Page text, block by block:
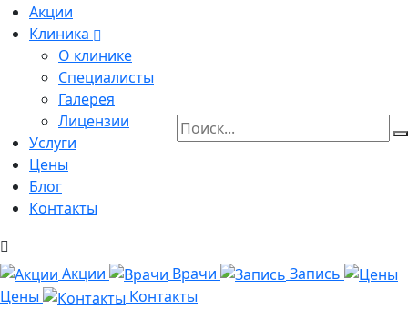
Акции
Клиника
О клинике
Специалисты
Галерея
Лицензии
Услуги
Цены
Блог
Контакты
Акции Врачи
Запись
Цены
Контакты